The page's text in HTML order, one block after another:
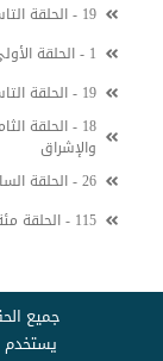
19 - الحلقة التاسع عشر
1 - الحلقة الأولى اللقاء المفتوح يوم عرفة
19 - الحلقة التاسعة وعشر والطير محشورة كل له أواب
18 - الحلقة
والإشراق
26 - الحلقة السادشة والعشرين قل لن يصيبنا إلا ما كتب الله لنا
115 - الحلقة مئة وخمسة عشر
جميع
يستخدم